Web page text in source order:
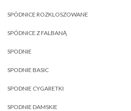
SPÓDNICE ROZKLOSZOWANE
SPÓDNICE Z FALBANĄ
SPODNIE
SPODNIE BASIC
SPODNIE CYGARETKI
SPODNIE DAMSKIE